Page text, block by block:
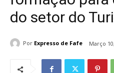
do setor do
Por Expresso de Fafe Março